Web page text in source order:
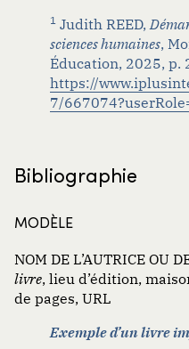
1 Judith REED,
sciences humaines,
Éducation, 2025, p.
https://
7/
Bibliographie
MODÈLE
NOM DE L’AUTRICE OU
livre, lieu d’édition,
de pages, URL
Exemple d’un livre
Chanson, poème ou
Chapitre dans un
Ouvrage republié
Rapport de recherche